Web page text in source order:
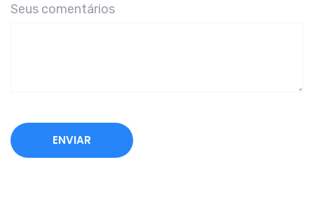
Seus comentários